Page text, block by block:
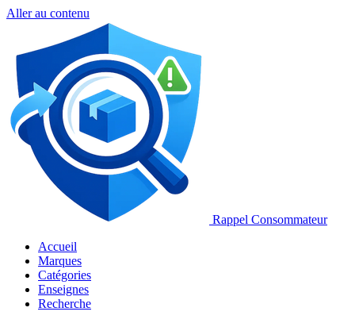
Aller au contenu
Rappel Consommateur
Accueil
Marques
Catégories
Enseignes
Recherche